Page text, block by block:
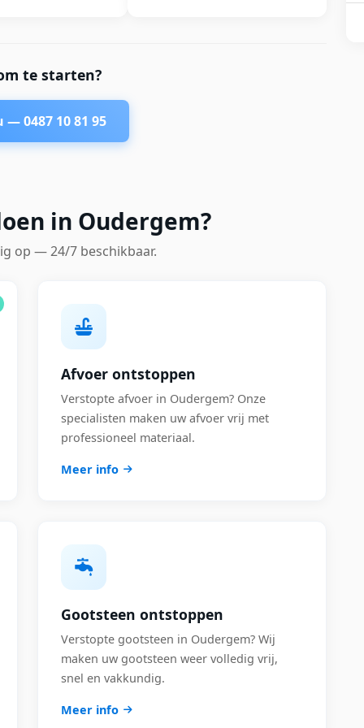
te starten?
—0487 10 81 95
in Oudergem?
op — 24/7 beschikbaar.
Afvoer ontstoppen
Verstopte afvoer in Oudergem? Onze
specialisten maken uw afvoer vrij met
professioneel materiaal.
Meer info
Gootsteen ontstoppen
Verstopte gootsteen in Oudergem? Wij
maken uw gootsteen weer volledig vrij,
snel en vakkundig.
Meer info